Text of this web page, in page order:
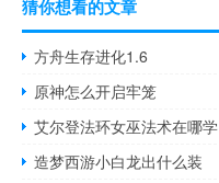
猜你想看的文章
方舟生存进化1.6
原神怎么开启牢笼
艾尔登法环女巫法术在哪学
造梦西游小白龙出什么装